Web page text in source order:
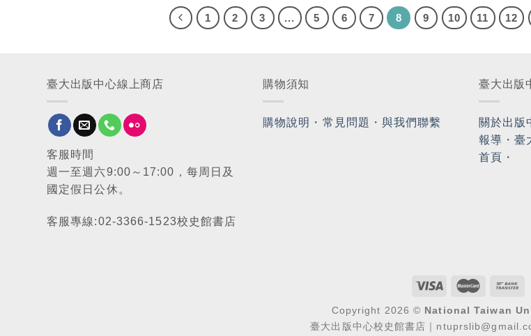
1 2 3 ... 5 6 7 8 9 10 11 12
臺大出版中心線上商店
客服時間
週一至週六9:00～17:00，每周日及
國定假日公休。
客服專線:02-3366-1523校史館書店
購物須知
購物說明 ・ 常見問題 ・與我們聯繫
臺大出版
關於出版
報導 ・臺
首頁 ・
Copyright 2026 © National Taiwan
臺大出版中心校史館書店｜